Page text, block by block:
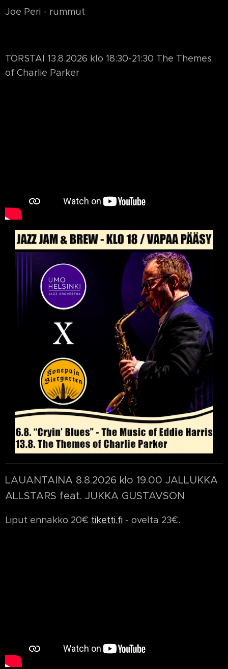
Joe Peri - rummut
TORSTAI 13.8.2026 klo 18:30-21:30 The Themes
of Charlie Parker
LAUANTAINA 8.8.2026 klo 19.00 JALLUKKA
ALLSTARS feat. JUKKA GUSTAVSON
Liput ennakko 20€ tiketti.fi - ovelta 23€.